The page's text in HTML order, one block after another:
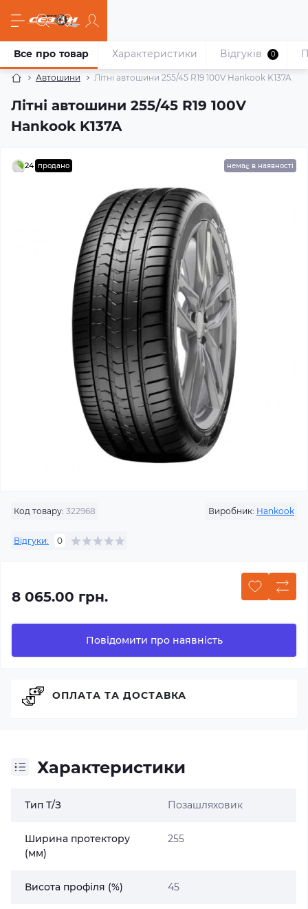
Автошини Літні автошини 255/45 R19 100V Hankook K137A
Літні автошини 255/45 R19 100V
Hankook K137A
Все про товар Характеристики Відгуків 0
24 продано немає в наявності
Код товару: 322968 Виробник: Hankook
Відгуки: 0
8 065.00 грн.
Повідомити про наявність
Характеристики
Тип Т/З Позашляховик
Ширина протектору
(мм)
255
Висота профіля (%) 45
ОПЛАТА ТА ДОСТАВКА